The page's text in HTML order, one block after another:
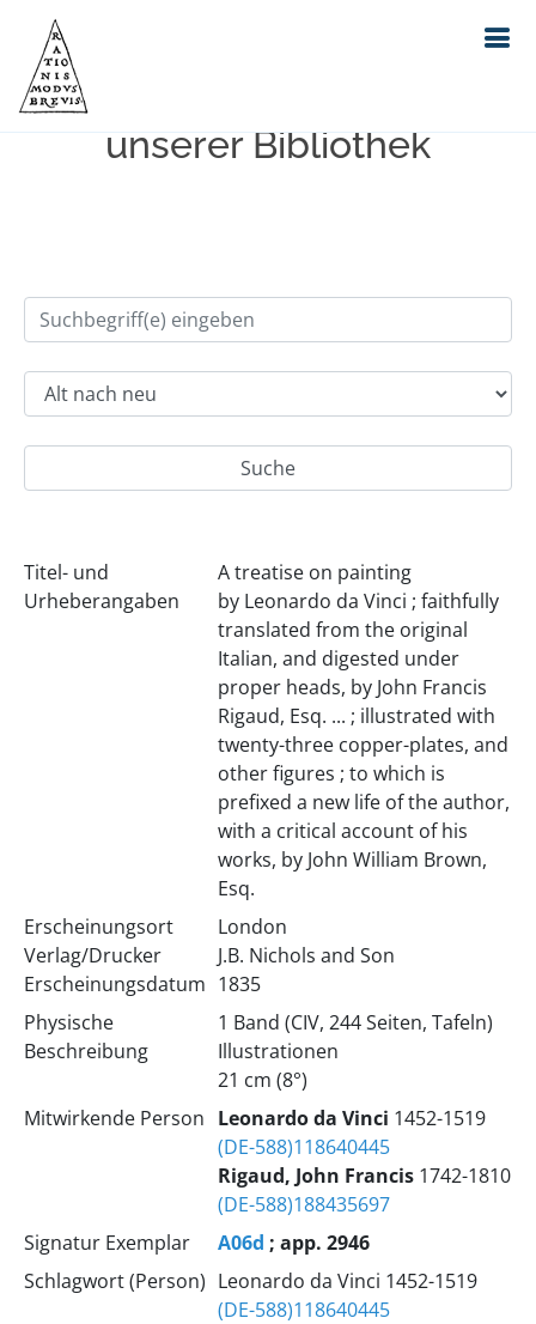
Einfache Suche im Bestand
unserer Bibliothek
Titel- und
Urheberangaben
A treatise on painting
by Leonardo da Vinci ; faithfully
translated from the original
Italian, and digested under
proper heads, by John Francis
Rigaud, Esq. ... ; illustrated with
twenty-three copper-plates, and
other figures ; to which is
prefixed a new life of the author,
with a critical account of his
works, by John William Brown,
Esq.
Erscheinungsort
Verlag/Drucker
Erscheinungsdatum
London
J.B. Nichols and Son
1835
Physische
Beschreibung
1 Band (CIV, 244 Seiten, Tafeln)
Illustrationen
21 cm (8°)
Mitwirkende Person Leonardoda Vinci 1452-1519
(DE-588)118640445
Rigaud, John Francis1742-1810
(DE-588)188435697
Signatur Exemplar
A06d ; app. 2946
Schlagwort (Person) Leonardo da Vinci 1452-1519
(DE-588)118640445